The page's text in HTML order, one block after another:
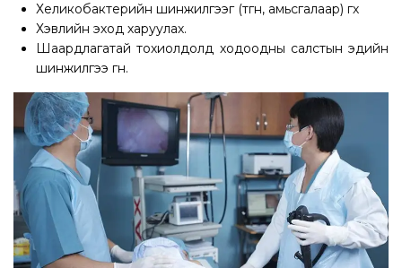
Хеликобактерийн шинжилгээг (өтгөн, амьсгалаар) өгөх
Хэвлийн эход харуулах.
Шаардлагатай тохиолдолд ходоодны салстын эдийн
шинжилгээ өгнө.